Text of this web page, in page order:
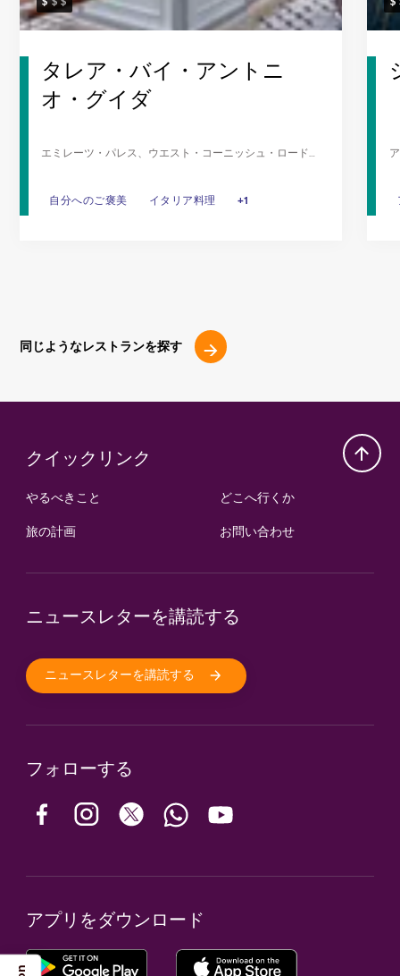
タレア・バイ・アントニ
オ・グイダ
エミレーツ・パレス、ウエスト・コーニッシュ・ロード、
自分へのご褒美 イタリア料理 ランチ
自分へのご褒美 イタリア料理 +1
同じようなレストランを探す
クイックリンク
やるべきこと
旅の計画
どこへ行くか
お問い合わせ
ニュースレターを講読する
ニュースレターを講読する
フォローする
アプリをダウンロード